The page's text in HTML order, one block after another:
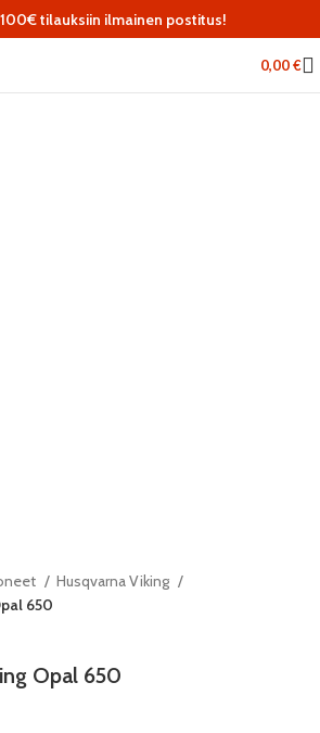
tilauksiin ilmainen postitus!
0,00€
Husqvarna Viking
650
Opal 650